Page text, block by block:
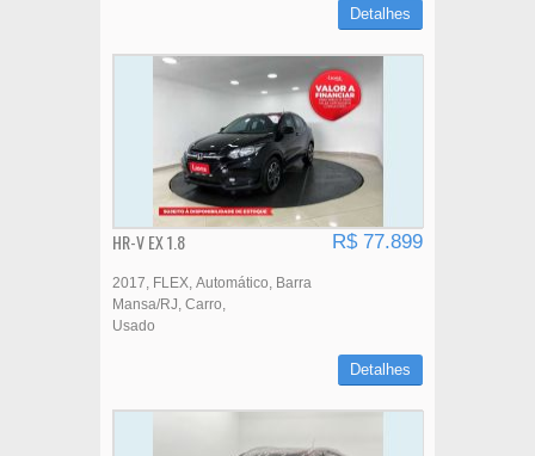
Detalhes
HR-V EX 1.8 R$ 77.899
2017 FLEX Automático
Barra
Mansa/RJ Carro
Usado
Detalhes